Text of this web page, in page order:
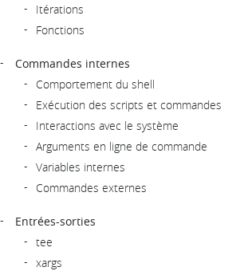
Itérations
Fonctions
Commandes internes
Comportement du shell
Exécution des scripts et commandes
Interactions avec le système
Arguments en ligne de commande
Variables internes
Commandes externes
Entrées-sorties
tee
xargs